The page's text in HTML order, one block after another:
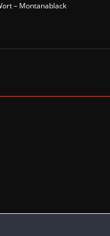
– Montanablack